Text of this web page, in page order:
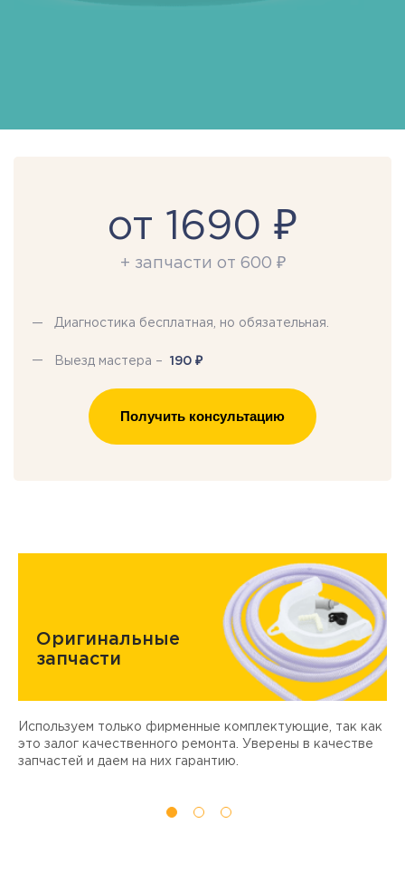
от 1690 ₽
+ запчасти от 600 ₽
Диагностика бесплатная, но обязательная.
Выезд мастера – 190 ₽
Получить консультацию
Оригинальные
запчасти
Используем только фирменные комплектующие, так как
это залог качественного ремонта. Уверены в качестве
запчастей и даем на них гарантию.